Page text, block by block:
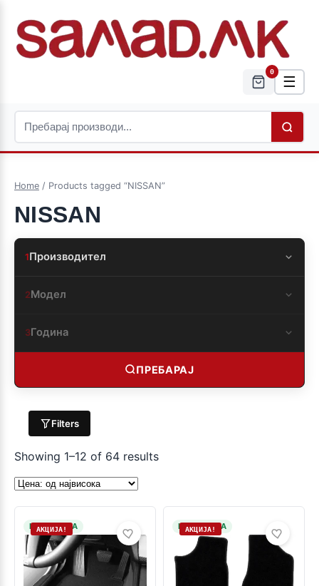
0
☰
Home / Products tagged “NISSAN”
NISSAN
1Производител
2Модел
3Година
ПРЕБАРАЈ
Filters
Showing 1–12 of 64 results
НА ЗАЛИХА
АКЦИЈА! НА ЗАЛИХА
АКЦИЈА!